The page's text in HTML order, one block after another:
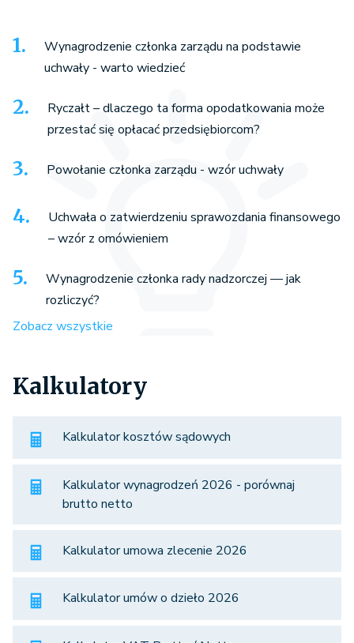
Wynagrodzenie członka zarządu na podstawie
uchwały - warto wiedzieć
Ryczałt – dlaczego ta forma opodatkowania może
przestać się opłacać przedsiębiorcom?
Powołanie członka zarządu - wzór uchwały
Uchwała o zatwierdzeniu sprawozdania finansowego
– wzór z omówieniem
Wynagrodzenie członka rady nadzorczej — jak
rozliczyć?
Zobacz wszystkie
Kalkulatory
Kalkulator kosztów sądowych
Kalkulator wynagrodzeń 2026 - porównaj
brutto netto
Kalkulator umowa zlecenie 2026
Kalkulator umów o dzieło 2026